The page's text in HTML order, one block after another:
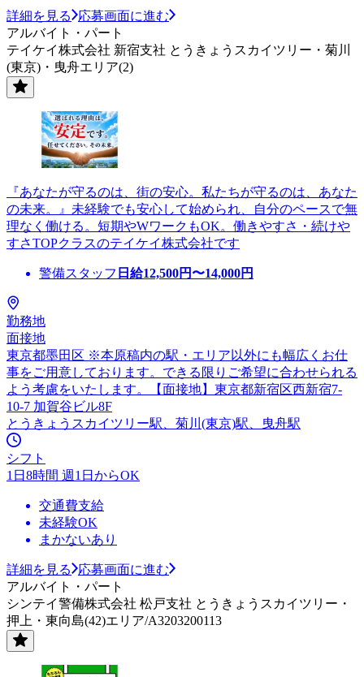
詳細を見る
応募画面に進む
アルバイト・パート
テイケイ株式会社 新宿支社 とうきょうスカイツリー・菊川
(東京)・曳舟エリア(2)
『あなたが守るのは、街の安心。私たちが守るのは、あなた
の未来。』未経験でも安心して始められ、自分のペースで無
理なく働ける。短期やWワークもOK。働きやすさ・続けや
すさTOPクラスのテイケイ株式会社です
警備スタッフ 日給12,500円〜14,000円
勤務地
面接地
東京都墨田区 ※本原稿内の駅・エリア以外にも幅広くお仕
事をご用意しております。できる限りご希望に合わせられる
よう考慮をいたします。【面接地】東京都新宿区西新宿7-
10-7 加賀谷ビル8F
とうきょうスカイツリー駅、菊川(東京)駅、曳舟駅
シフト
1日8時間 週1日からOK
交通費支給
未経験OK
まかないあり
詳細を見る
応募画面に進む
アルバイト・パート
シンテイ警備株式会社 松戸支社 とうきょうスカイツリー・
押上・東向島(42)エリア/A3203200113